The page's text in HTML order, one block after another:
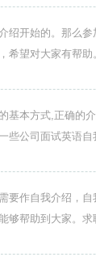
绍开始的。那么
希望对大家有帮助
基本方式,正确的
些公司面试英语
要作自我介绍，
够帮助到大家。